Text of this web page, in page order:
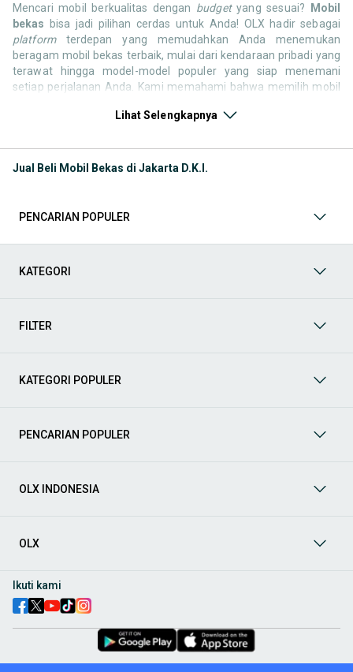
Mencari mobil berkualitas dengan budgetyang sesuai? Mobil
bekas bisa jadi pilihan cerdas untuk Anda! OLX hadir sebagai
platformterdepan yang memudahkan Anda menemukan
beragam mobil bekas terbaik, mulai dari kendaraan pribadi yang
terawat hingga model-model populer yang siap menemani
setiap perjalanan Anda. Kami memahami bahwa memilih mobil
ribuan daftar dari penjual terpercaya di seluruh Indonesia.
dengan gaya hidup, kebutuhan, danbudgetAnda!
Memilih mobil bekas yang tepat tentu bukan perkara mudah.
berkelas, atau mobil kota yang irit dan lincah? Di OLX, Anda akan
mobil bekas Anda berjalan lancar, efisien, dan menyenangkan.
berbagai jenis mobil baru maupun bekas dengan kondisi
Aksesoris Mobil: Lengkapi tampilan dan fungsionalitas mobil
aksesoris interior seperti sarung jok dan karpet, hingga
berbagai pilihan
, speaker, amplifier, subwoofer,
ingin meningkatkan kualitas suara dalam kabin
Spare Part Mobil
part mobiloriginal dan berkualitas dari OLX! Temukan
berbagai komponen penting mulai dari filter oli, kampas rem,
Lihat Selengkapnya
Jual Beli Mobil Bekas di Jakarta D.K.I.
PENCARIAN POPULER
KATEGORI
FILTER
KATEGORI POPULER
PENCARIAN POPULER
OLX INDONESIA
OLX
Ikuti kami